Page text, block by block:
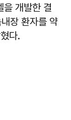
개발한 결
장 환자를 약
다.